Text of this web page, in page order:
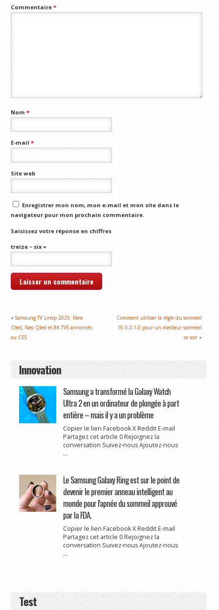
Commentaire*
Nom*
E-mail*
Site web
Enregistrer mon nom, mon e-mail et mon site dans le
navigateur pour mon prochain commentaire.
Saisissez votre réponse en chiffres
treize − six =
«Samsung TV Linep 2025: New
Oled, Neo Qled et 8K TVS annoncés
au CES
Comment utiliser la règle du sommeil
10-3-2-1-0 pour un meilleur sommeil
ce soir »
Innovation
Samsung a transformé la Galaxy Watch
Ultra 2 en un ordinateur de plongée à part
entière – mais il y a un problème
Copier le lien Facebook X Reddit E-mail
Partagez cet article 0 Rejoignez la
conversation Suivez-nous Ajoutez-nous
...
Le Samsung Galaxy Ring est sur le point de
devenir le premier anneau intelligent au
monde pour l'apnée du sommeil approuvé
par la FDA.
Copier le lien Facebook X Reddit E-mail
Partagez cet article 0 Rejoignez la
conversation Suivez-nous Ajoutez-nous
...
Test